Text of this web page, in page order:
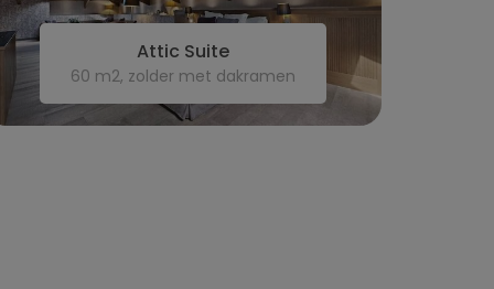
Attic Suite
60 m2, zolder met dakramen